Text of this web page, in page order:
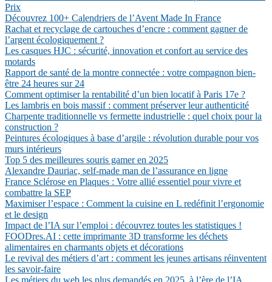
Prix
Découvrez 100+ Calendriers de l’Avent Made In France
Rachat et recyclage de cartouches d’encre : comment gagner de
l’argent écologiquement ?
Les casques HJC : sécurité, innovation et confort au service des
motards
Rapport de santé de la montre connectée : votre compagnon bien-
être 24 heures sur 24
Comment optimiser la rentabilité d’un bien locatif à Paris 17e ?
Les lambris en bois massif : comment préserver leur authenticité
Charpente traditionnelle vs fermette industrielle : quel choix pour la
construction ?
Peintures écologiques à base d’argile : révolution durable pour vos
murs intérieurs
Top 5 des meilleures souris gamer en 2025
Alexandre Dauriac, self-made man de l’assurance en ligne
France Sclérose en Plaques : Votre allié essentiel pour vivre et
combattre la SEP
Maximiser l’espace : Comment la cuisine en L redéfinit l’ergonomie
et le design
Impact de l’IA sur l’emploi : découvrez toutes les statistiques !
FOODres.AI : cette imprimante 3D transforme les déchets
alimentaires en charmants objets et décorations
Le revival des métiers d’art : comment les jeunes artisans réinventent
les savoir-faire
Les métiers du web les plus demandés en 2025, à l’ère de l’IA